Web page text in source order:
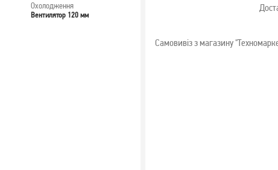
Охолодження
Вентилятор 120 мм
Самовивіз з магазину